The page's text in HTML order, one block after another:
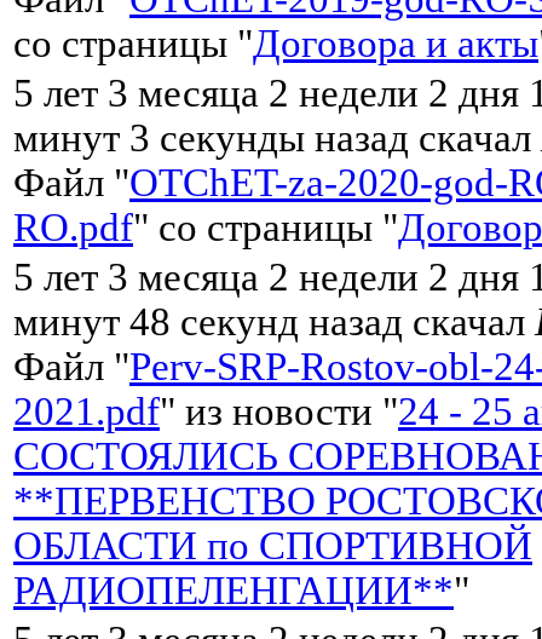
со страницы "Договора и акты
5 лет 3 месяца 2 недели 2 дня
минут 3 секунды назад скачал
Файл "OTChET-za-2020-god-
RO.pdf" со страницы "
5 лет 3 месяца 2 недели 2 дня
минут 48 секунд назад скачал
Файл "Perv-SRP-Rostov-obl-
2021.pdf" из новости "24 - 25
СОСТОЯЛИСЬ
**ПЕРВЕНСТВО
ОБЛАСТИ по СПОРТИВНОЙ
РАДИОПЕЛЕНГАЦИИ**"